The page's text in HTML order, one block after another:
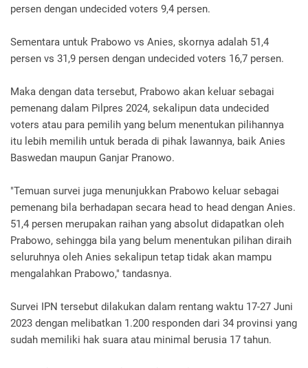
persen dengan undecided voters 9,4 persen.
Sementara untuk Prabowo vs Anies, skornya adalah 51,4
persen vs 31,9 persen dengan undecided voters 16,7 persen.
Maka dengan data tersebut, Prabowo akan keluar sebagai
pemenang dalam Pilpres 2024, sekalipun data undecided
voters atau para pemilih yang belum menentukan pilihannya
itu lebih memilih untuk berada di pihak lawannya, baik Anies
Baswedan maupun Ganjar Pranowo.
"Temuan survei juga menunjukkan Prabowo keluar sebagai
pemenang bila berhadapan secara head to head dengan Anies.
51,4 persen merupakan raihan yang absolut didapatkan oleh
Prabowo, sehingga bila yang belum menentukan pilihan diraih
seluruhnya oleh Anies sekalipun tetap tidak akan mampu
mengalahkan Prabowo," tandasnya.
Survei IPN tersebut dilakukan dalam rentang waktu 17-27 Juni
2023 dengan melibatkan 1.200 responden dari 34 provinsi yang
sudah memiliki hak suara atau minimal berusia 17 tahun.